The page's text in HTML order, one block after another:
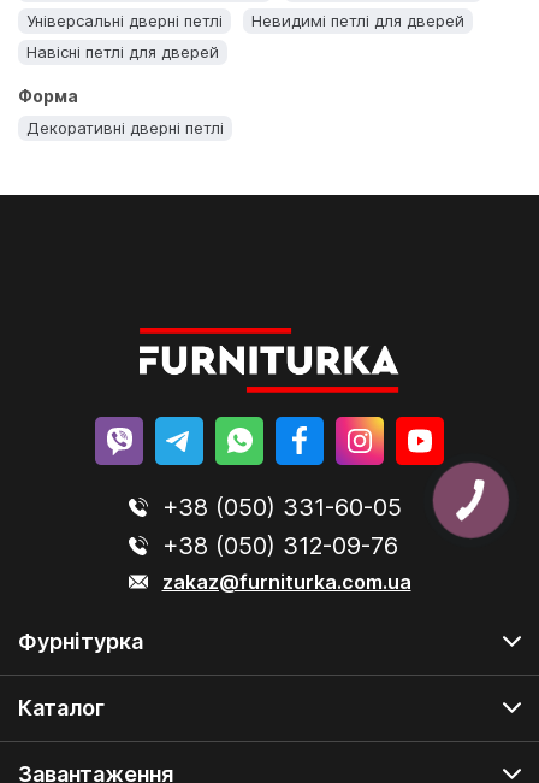
Універсальні дверні петлі
Невидимі петлі для дверей
Навісні петлі для дверей
Форма
Декоративні дверні петлі
+38 (050) 331-60-05
+38 (050) 312-09-76
zakaz@furniturka.com.ua
Фурнітурка
Каталог
Завантаження